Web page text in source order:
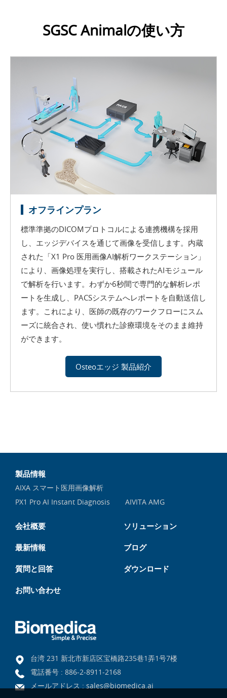
SGSC Animalの使い方
オフラインプラン
標準準拠のDICOMプロトコルによる連携機構を採用
し、エッジデバイスを通じて画像を受信します。内蔵
された「X1 Pro 医用画像AI解析ワークステーション」
により、画像処理を実行し、搭載されたAIモジュール
で解析を行います。わずか6秒間で専門的な解析レポ
ートを生成し、PACSシステムへレポートを自動送信し
ます。これにより、医師の既存のワークフローにスム
ーズに統合され、使い慣れた診療環境をそのまま維持
ができます。
Osteoエッジ 製品紹介
製品情報
AIXA スマート医用画像解析
PX1 Pro AI Instant Diagnosis
AIVITA AMG
会社概要 ソリューション
最新情報 ブログ
質問と回答 ダウンロード
お問い合わせ
台湾 231 新北市新店区宝橋路235巷1弄1号7楼
電話番号 : 886-2-8911-2168
メールアドレス : sales@biomedica.ai